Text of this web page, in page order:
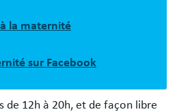
la maternité
sur Facebook
de 12h à 20h, et de façon libre